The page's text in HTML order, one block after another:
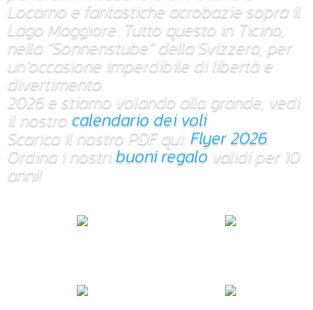
Locarno e fantastiche acrobazie sopra il
Lago Maggiore. Tutto questo in Ticino,
nella “Sonnenstube” della Svizzera, per
un’occasione imperdibile di libertà e
divertimento.
2026 e stiamo volando alla grande, vedi
il nostrocalendario dei voli.
Scarica il nostro PDF qui:Flyer 2026
Ordina i nostribuoni regalo validi per 10
anni!